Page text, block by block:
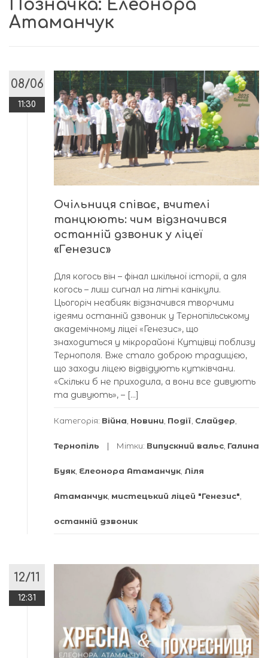
Позначка: Елеонора
Атаманчук
08/06
11:30
Очільниця співає, вчителі
танцюють: чим відзначився
останній дзвоник у ліцеї
«Генезис»
Для когось він – фінал шкільної історії, а для
когось – лиш сигнал на літні канікули.
Цьогоріч неабияк відзначився творчими
ідеями останній дзвоник у Тернопільському
академічному ліцеї «Генезис», що
знаходиться у мікрорайоні Кутцівці поблизу
Тернополя. Вже стало доброю традицією,
що заходи ліцею відвідують кутківчани.
«Скільки б не приходила, а вони все дивують
та дивують», – […]
Категорія: Війна Новини Події Слайдер
Тернопіль Мітки: Випускний вальс Галина
Буяк Елеонора Атаманчук Ліля
Атаманчук мистецький ліцей "Генезис"
останній дзвоник
12/11
12:31